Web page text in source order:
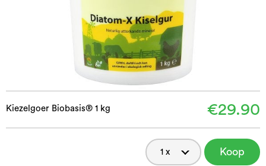
Kiezelgoer Biobasis® 1 kg €29.90
Koop